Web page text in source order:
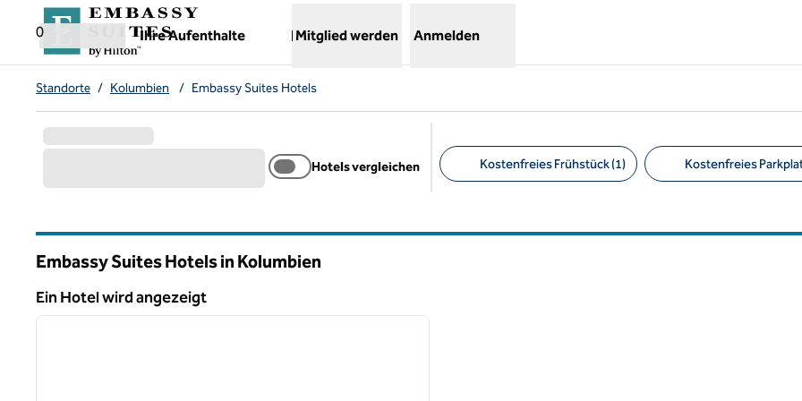
Weiter zum Inhalt
0
Ihre Aufenthalte
,öffnet neue Registerkarte
Mitglied werden Anmelden
Standorte / Kolumbien / Embassy Suites Hotels
Hotels vergleichen Kostenfreies Frühstück (1) Kostenfreies
Embassy Suites Hotels in Kolumbien
Ein Hotel wird angezeigt
Ein Hotel wird angezeigt
1 von 12
nächstes Bild